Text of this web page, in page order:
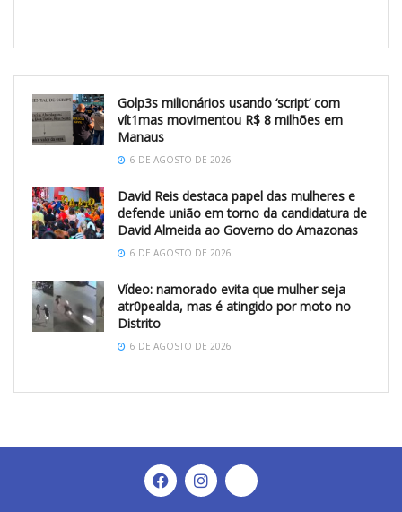
Golp3s milionários usando ‘script’ com
vít1mas movimentou R$ 8 milhões em
Manaus
6 DE AGOSTO DE 2026
David Reis destaca papel das mulheres e
defende união em torno da candidatura de
David Almeida ao Governo do Amazonas
6 DE AGOSTO DE 2026
Vídeo: namorado evita que mulher seja
atr0pealda, mas é atingido por moto no
Distrito
6 DE AGOSTO DE 2026